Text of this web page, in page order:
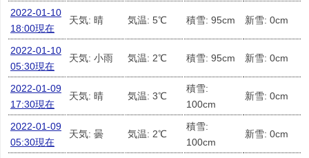
2022-01-10
18:00現在
天気: 晴 気温: 5℃ 積雪: 95cm 新雪: 0cm
2022-01-10
05:30現在
天気: 小雨 気温: 2℃ 積雪: 95cm 新雪: 0cm
2022-01-09
17:30現在
天気: 晴 気温: 3℃
積雪:
100cm
新雪: 0cm
2022-01-09
05:30現在
天気: 曇 気温: 2℃
積雪:
100cm
新雪: 0cm